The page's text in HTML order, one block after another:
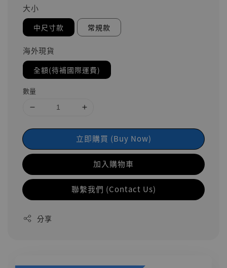
大小
中尺寸款 常規款
海外現貨
全額(待補國際運費)
數量
立即購買 (Buy Now)
加入購物車
聯繫我們 (Contact Us)
分享